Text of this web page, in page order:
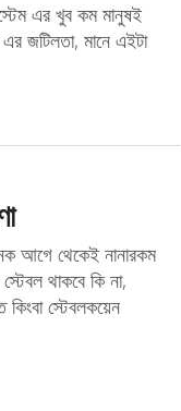
এর খুব কম মানুষই
জটিলতা, মানে এইটা
আগে থেকেই নানারকম
থাকবে কি না,
স্টেবলকয়েন